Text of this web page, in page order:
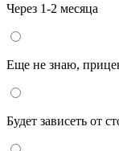
Через 1-2 месяца
Еще не знаю,
Будет зависеть от